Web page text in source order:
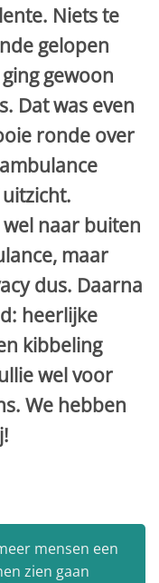
Niets te
gelopen
gewoon
Dat was even
ronde over
naar buiten
maar
dus. Daarna
heerlijke
kibbeling
wel voor
We hebben
mensen een
zien gaan